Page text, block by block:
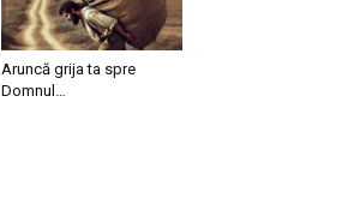
Aruncă grija ta spre
Domnul…